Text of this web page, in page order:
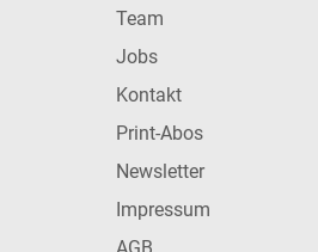
Team
Jobs
Kontakt
Print-Abos
Newsletter
Impressum